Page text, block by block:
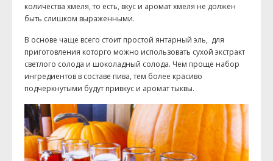
количества хмеля, то есть, вкус и аромат хмеля не должен
быть слишком выраженными.
В основе чаще всего стоит простой янтарный эль, для
приготовления которго можно использовать сухой экстракт
светлого солода и шоколадный солода. Чем проще набор
ингредиентов в составе пива, тем более красиво
подчеркнутыми будут привкус и аромат тыквы.